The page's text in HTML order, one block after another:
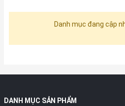
Danh mục đang cập
DANH MỤC SẢN PHẨM